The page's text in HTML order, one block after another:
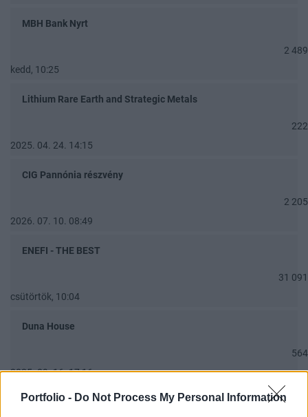
Portfolio - Do Not Process My Personal Information
MBH Bank Nyrt
2 489
kedd, 10:25
Lithium Rare Earth and Strategic Metals
222
2025. 04. 24. 14:15
CIG Pannónia részvény
2 205
2026. 07. 10. 08:49
ENEFI - THE BEST
31 091
csütörtök, 10:04
Duna House
564
2025. 09. 16. 17:16